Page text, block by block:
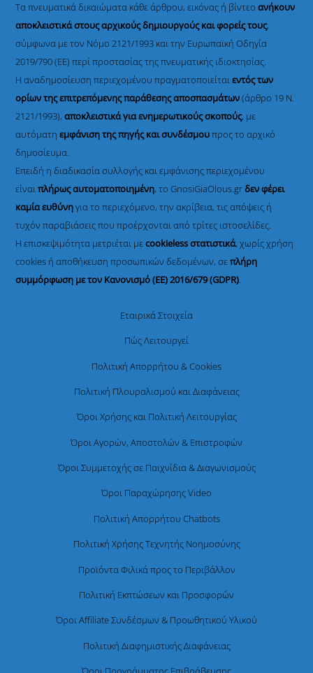
Τα πνευματικά δικαιώματα κάθε άρθρου, εικόνας ή βίντεοανήκουν
αποκλειστικά στους αρχικούς δημιουργούς και φορείς τους,
σύμφωνα με τον Νόμο 2121/1993 και την Ευρωπαϊκή Οδηγία
2019/790 (ΕΕ) περί προστασίας της πνευματικής ιδιοκτησίας.
Η αναδημοσίευση περιεχομένου πραγματοποιείταιεντός των
ορίων της επιτρεπόμενης παράθεσης αποσπασμάτων(άρθρο 19 Ν.
2121/1993), αποκλειστικά για ενημερωτικούς σκοπούς, με
αυτόματηεμφάνιση της πηγής και συνδέσμουπρος το αρχικό
δημοσίευμα.
Επειδή η διαδικασία συλλογής και εμφάνισης περιεχομένου
είναιπλήρως αυτοματοποιημένη, το GnosiGiaOlous.grδεν φέρει
καμία ευθύνηγια το περιεχόμενο, την ακρίβεια, τις απόψεις ή
τυχόν παραβιάσεις που προέρχονται από τρίτες ιστοσελίδες.
Η επισκεψιμότητα μετριέται μεcookieless στατιστικά, χωρίς χρήση
cookies ή αποθήκευση προσωπικών δεδομένων, σεπλήρη
συμμόρφωση με τον Κανονισμό (ΕΕ) 2016/679 (GDPR).
Εταιρικά Στοιχεία
Πώς Λειτουργεί
Πολιτική Απορρήτου & Cookies
Πολιτική Πλουραλισμού και Διαφάνειας
Όροι Χρήσης και Πολιτική Λειτουργίας
Όροι Αγορών, Αποστολών & Επιστροφών
Όροι Συμμετοχής σε Παιχνίδια & Διαγωνισμούς
Όροι Παραχώρησης Video
Πολιτική Απορρήτου Chatbots
Πολιτική Χρήσης Τεχνητής Νοημοσύνης
Προϊόντα Φιλικά προς το Περιβάλλον
Πολιτική Εκπτώσεων και Προσφορών
Όροι Affiliate Συνδέσμων & Προωθητικού Υλικού
Πολιτική Διαφημιστικής Διαφάνειας